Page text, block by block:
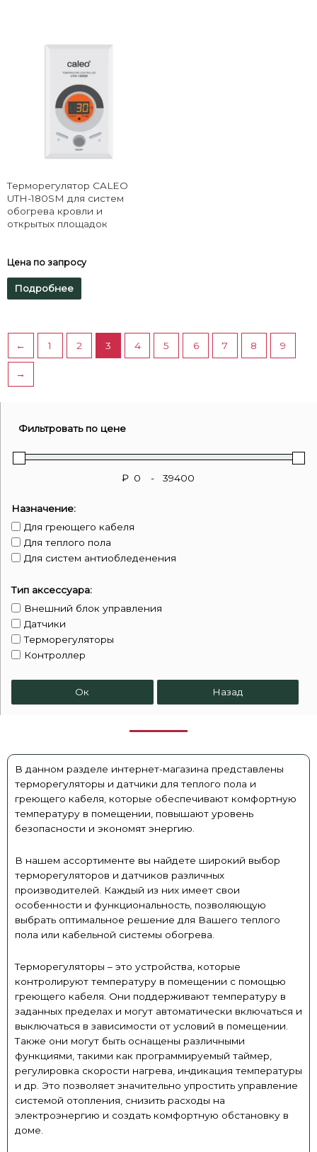
Терморегулятор CALEO
UTH-180SM для систем
обогрева кровли и
открытых площадок
Цена по запросу
Подробнее
← 1 2 3 4 5 6 7 8 9
→
Фильтровать по цене
₽ -
Назначение:
Для греющего кабеля
Для теплого пола
Для систем антиобледенения
Тип аксессуара:
Внешний блок управления
Датчики
Терморегуляторы
Контроллер
Ок Назад
В данном разделе интернет-магазина представлены
терморегуляторы и датчики для теплого пола и
греющего кабеля, которые обеспечивают комфортную
температуру в помещении, повышают уровень
безопасности и экономят энергию.
В нашем ассортименте вы найдете широкий выбор
терморегуляторов и датчиков различных
производителей. Каждый из них имеет свои
особенности и функциональность, позволяющую
выбрать оптимальное решение для Вашего теплого
пола или кабельной системы обогрева.
Терморегуляторы – это устройства, которые
контролируют температуру в помещении с помощью
греющего кабеля. Они поддерживают температуру в
заданных пределах и могут автоматически включаться и
выключаться в зависимости от условий в помещении.
Также они могут быть оснащены различными
функциями, такими как программируемый таймер,
регулировка скорости нагрева, индикация температуры
и др. Это позволяет значительно упростить управление
системой отопления, снизить расходы на
электроэнергию и создать комфортную обстановку в
доме.